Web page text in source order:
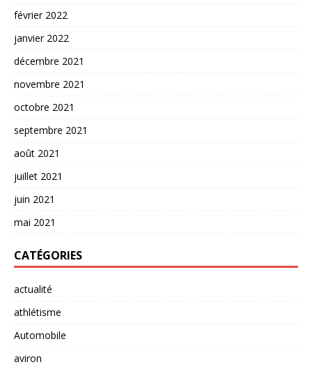
février 2022
janvier 2022
décembre 2021
novembre 2021
octobre 2021
septembre 2021
août 2021
juillet 2021
juin 2021
mai 2021
CATÉGORIES
actualité
athlétisme
Automobile
aviron